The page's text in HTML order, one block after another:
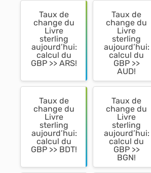
Taux de
change du
Livre
sterling
aujourd’hui:
calcul du
GBP >> ARS!
Taux de
change du
Livre
sterling
aujourd’hui:
calcul du
GBP >>
AUD!
Taux de
change du
Livre
sterling
aujourd’hui:
calcul du
GBP >> BDT!
Taux de
change du
Livre
sterling
aujourd’hui:
calcul du
GBP >>
BGN!